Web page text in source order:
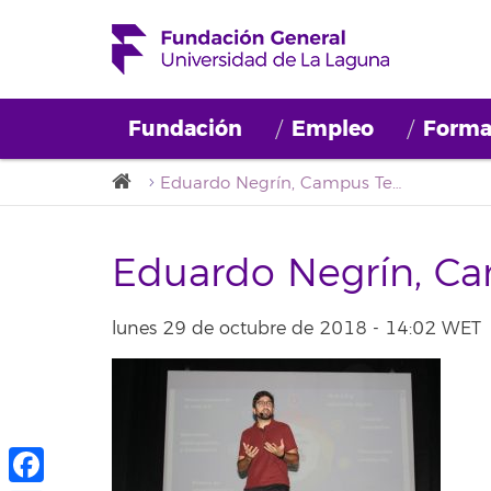
Fundación Empleo
Eduardo Negrín, Campus Teach
Eduardo Negrín,
lunes 29 de octubre de 2018 - 14:02 WET